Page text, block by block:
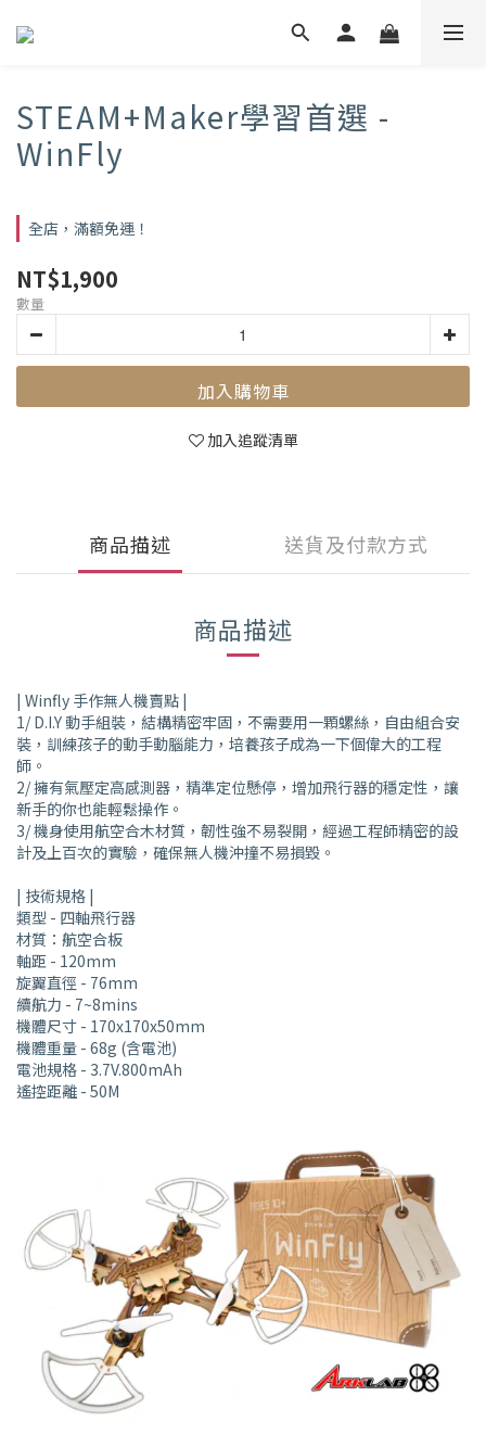
STEAM+Maker學習首選 -
WinFly
全店，滿額免運！
NT$1,900
數量
加入購物車
加入追蹤清單
商品描述 送貨及付款方式
商品描述
| Winfly 手作無人機賣點 |
1/ D.I.Y 動手組裝，結構精密牢固，不需要用一顆螺絲，自由組合安
裝，訓練孩子的動手動腦能力，培養孩子成為一下個偉大的工程
師。
2/ 擁有氣壓定高感測器，精準定位懸停，增加飛行器的穩定性，讓
新手的你也能輕鬆操作。
3/ 機身使用航空合木材質，韌性強不易裂開，經過工程師精密的設
計及上百次的實驗，確保無人機沖撞不易損毀。
| 技術規格 |
類型 - 四軸飛行器
材質：航空合板
軸距 - 120mm
旋翼直徑 - 76mm
續航力 - 7~8mins
機體尺寸 - 170x170x50mm
機體重量 - 68g (含電池)
電池規格 - 3.7V.800mAh
遙控距離 - 50M